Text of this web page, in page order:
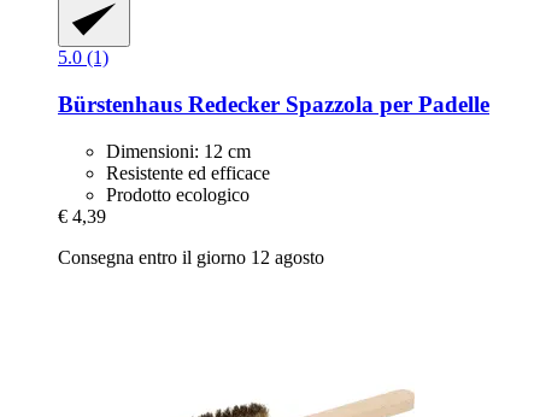
5.0 (1)
Bürstenhaus Redecker Spazzola per Padelle
Dimensioni: 12 cm
Resistente ed efficace
Prodotto ecologico
€ 4,39
Consegna entro il giorno 12 agosto